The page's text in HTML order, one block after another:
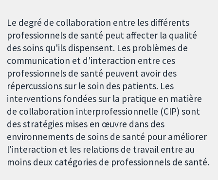
Le degré de collaboration entre les différents
professionnels de santé peut affecter la qualité
des soins qu'ils dispensent. Les problèmes de
communication et d'interaction entre ces
professionnels de santé peuvent avoir des
répercussions sur le soin des patients. Les
interventions fondées sur la pratique en matière
de collaboration interprofessionnelle (CIP) sont
des stratégies mises en œuvre dans des
environnements de soins de santé pour améliorer
l'interaction et les relations de travail entre au
moins deux catégories de professionnels de santé.